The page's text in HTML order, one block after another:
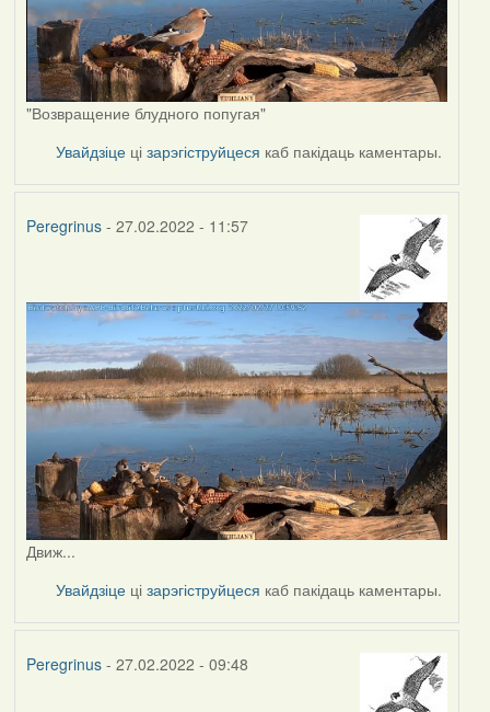
"Возвращение блудного попугая"
Увайдзіце цізарэгіструйцеся каб пакідаць каментары.
Peregrinus- 27.02.2022 - 11:57
Движ...
Увайдзіце цізарэгіструйцеся каб пакідаць каментары.
Peregrinus- 27.02.2022 - 09:48